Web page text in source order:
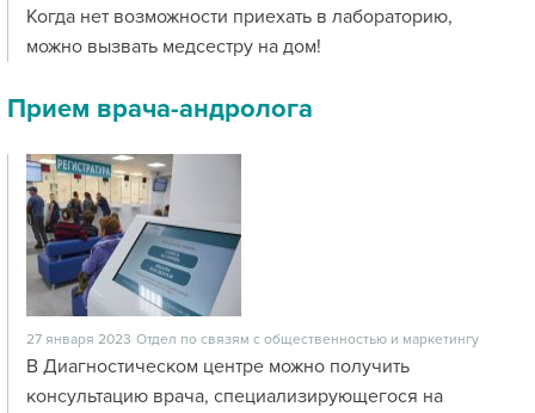
Когда нет возможности приехать в лабораторию,
можно вызвать медсестру на дом!
Прием врача-андролога
27 января 2023 Отдел по связям с общественностью и маркетингу
В Диагностическом центре можно получить
консультацию врача, специализирующегося на